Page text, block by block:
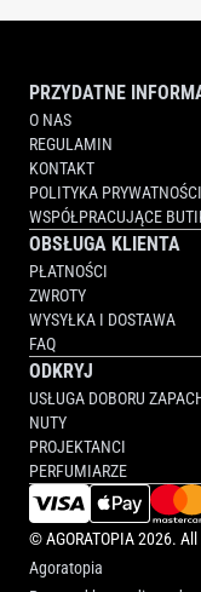
PRZYDATNE
O NAS
REGULAMIN
KONTAKT
POLITYKA
WSPÓŁPRACUJĄCE
OBSŁUGA KLIENTA
PŁATNOŚCI
ZWROTY
WYSYŁKA I DOSTAWA
FAQ
ODKRYJ
USŁUGA DOBORU
NUTY
PROJEKTANCI
PERFUMIARZE
©AGORATOPIA2026. All
Agoratopia